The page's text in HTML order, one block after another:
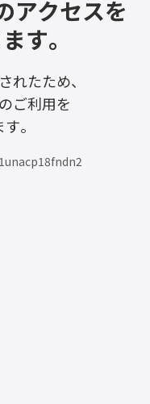
アクセスを
す。
れたため、
ご利用を
。